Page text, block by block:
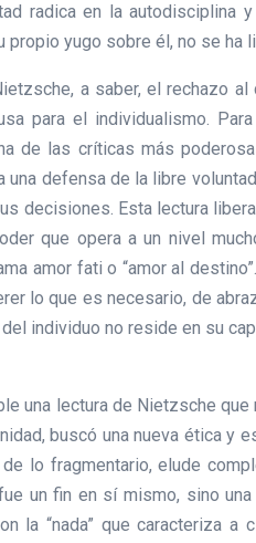
radica en la autodisciplina
yugo sobre él, no se
a saber, el rechazo
para el individualismo.
de las críticas más
defensa de la libre
decisiones. Esta lectura
que opera a un nivel
amor fati o “amor al
lo que es necesario, de
individuo no reside en su
una lectura de Nietzsche
buscó una nueva ética y
lo fragmentario, elude
un fin en sí mismo, sino
la “nada” que caracteriza